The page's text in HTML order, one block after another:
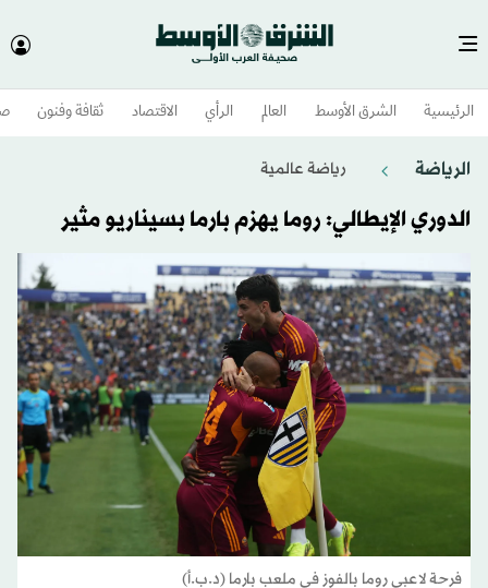
الرئيسية الشرق الأوسط​ العالم الرأي الاقتصاد ثقافة وفنون
الرياضة رياضة عالمية
الدوري الإيطالي: روما يهزم بارما بسيناريو مثير
فرحة لاعبي روما بالفوز في ملعب بارما (د.ب.أ)